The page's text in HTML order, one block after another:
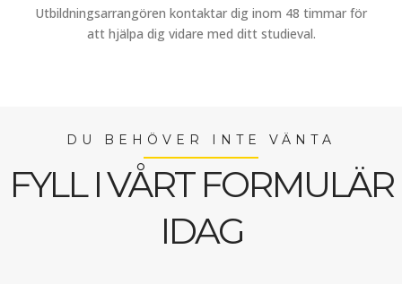
Utbildningsarrangören kontaktar dig inom 48 timmar för
att hjälpa dig vidare med ditt studieval.
DU BEHÖVER INTE VÄNTA
FYLL I VÅRT FORMULÄR
IDAG